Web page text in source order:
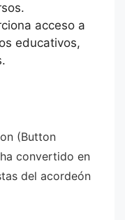
acceso a
educativos,
(Button
convertido en
del acordeón